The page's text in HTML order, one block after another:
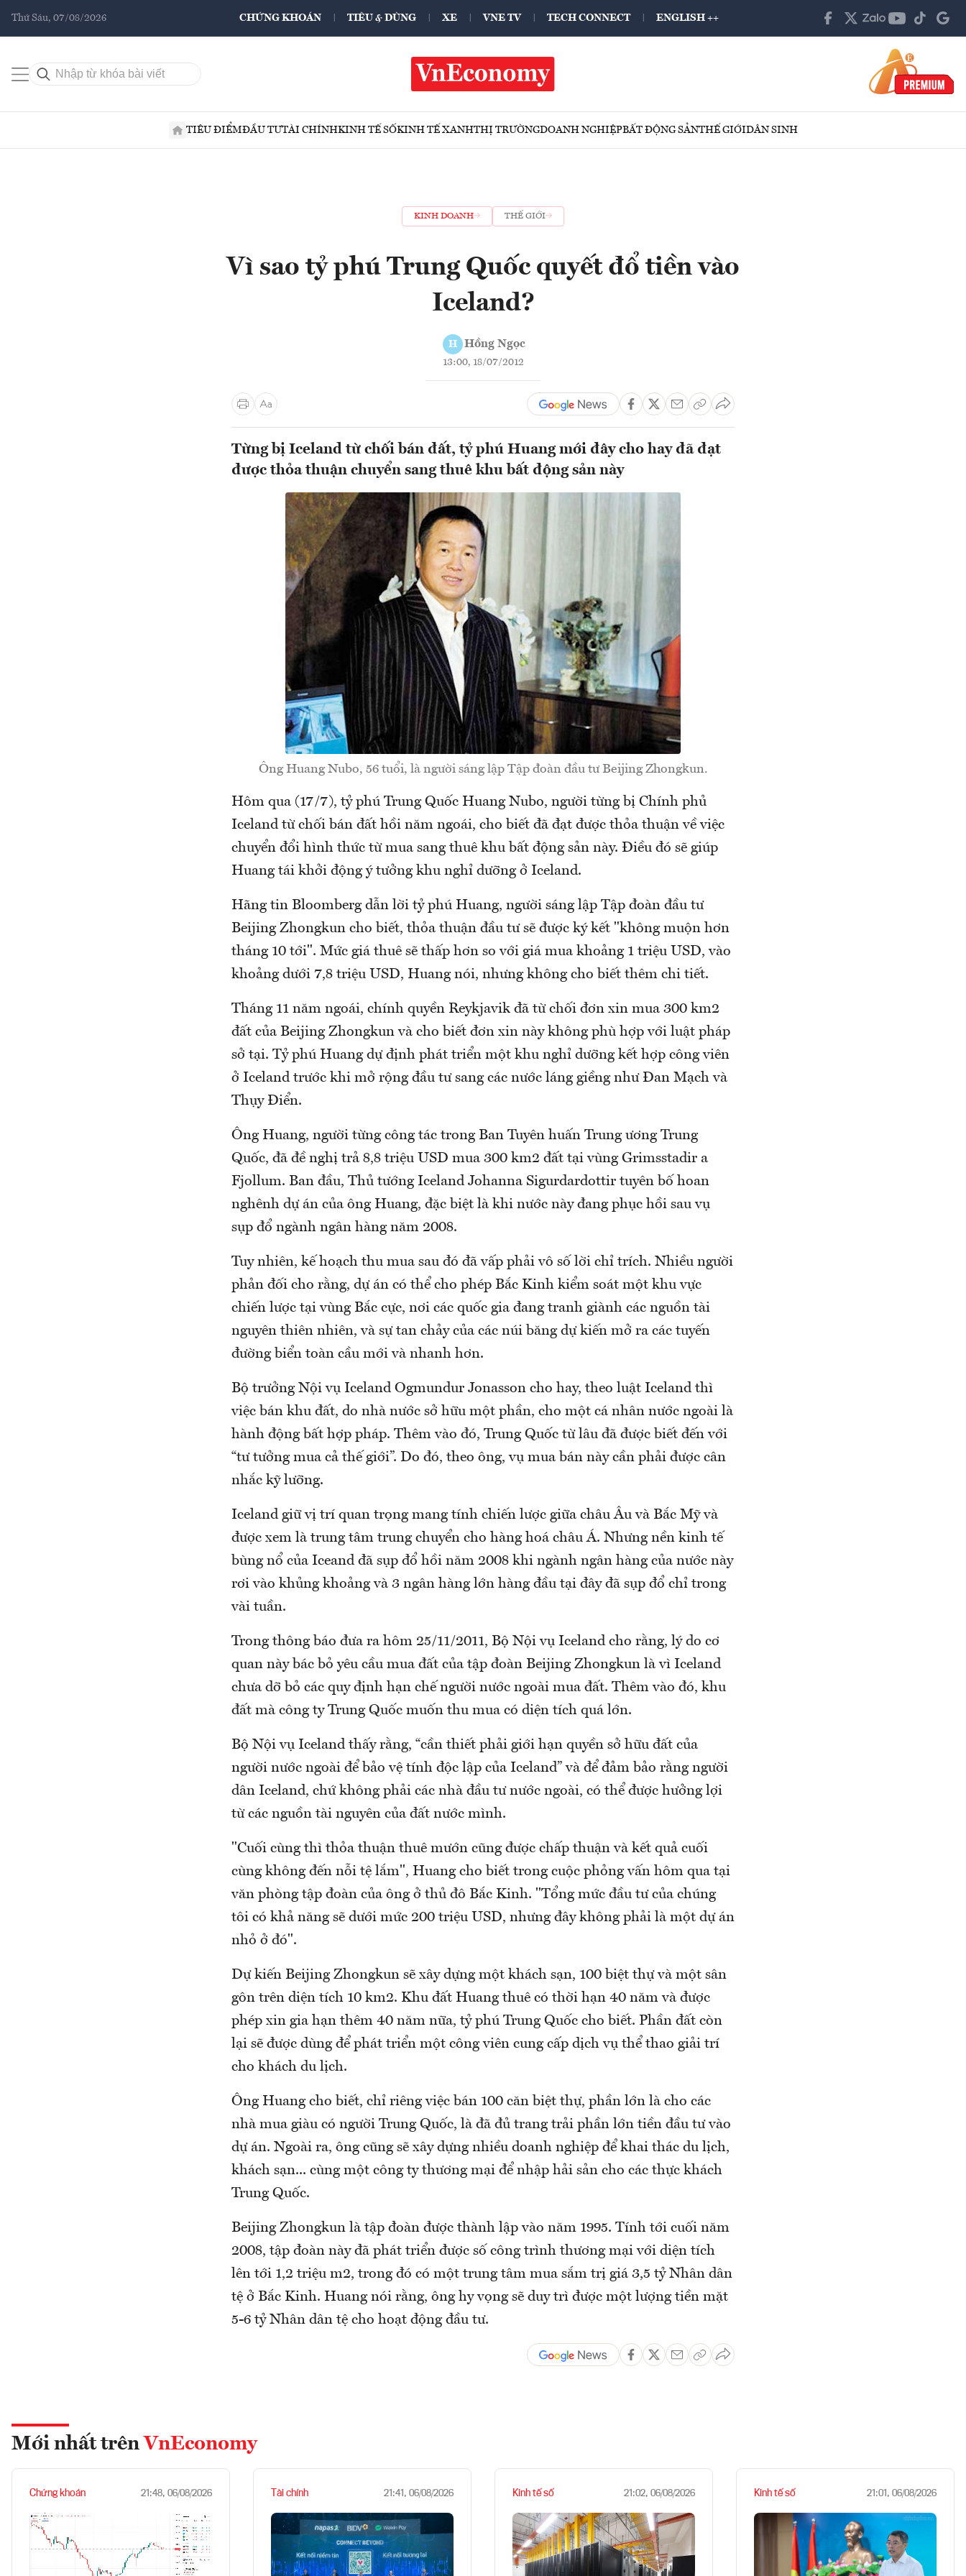
Thứ Sáu, 07/08/2026 CHỨNG KHOÁN TIÊU & DÙNG XE VNE TV TECH CONNECT ENGLISH ++
TIÊU ĐIỂMĐẦU TƯTÀI CHÍNHKINH TẾ SỐKINH TẾ XANHTHỊ TRƯỜNGDOANH NGHIỆPBẤT ĐỘNG SẢNTHẾ GIỚIDÂN SINH
KINH DOANH THẾ GIỚI
Vì sao tỷ phú Trung Quốc quyết đổ tiền vào
Iceland?
H Hồng Ngọc
13:00, 18/07/2012
Từng bị Iceland từ chối bán đất, tỷ phú Huang mới đây cho hay đã đạt
được thỏa thuận chuyển sang thuê khu bất động sản này
Ông Huang Nubo, 56 tuổi, là người sáng lập Tập đoàn đầu tư Beijing Zhongkun.
Hôm qua (17/7), tỷ phú Trung Quốc Huang Nubo, người từng bị Chính phủ
Iceland từ chối bán đất hồi năm ngoái, cho biết đã đạt được thỏa thuận về việc
chuyển đổi hình thức từ mua sang thuê khu bất động sản này. Điều đó sẽ giúp
Huang tái khởi động ý tưởng khu nghỉ dưỡng ở Iceland.
Hãng tin Bloomberg dẫn lời tỷ phú Huang, người sáng lập Tập đoàn đầu tư
Beijing Zhongkun cho biết, thỏa thuận đầu tư sẽ được ký kết "không muộn hơn
tháng 10 tới". Mức giá thuê sẽ thấp hơn so với giá mua khoảng 1 triệu USD, vào
khoảng dưới 7,8 triệu USD, Huang nói, nhưng không cho biết thêm chi tiết.
Tháng 11 năm ngoái, chính quyền Reykjavik đã từ chối đơn xin mua 300 km2
đất của Beijing Zhongkun và cho biết đơn xin này không phù hợp với luật pháp
sở tại. Tỷ phú Huang dự định phát triển một khu nghỉ dưỡng kết hợp công viên
ở Iceland trước khi mở rộng đầu tư sang các nước láng giềng như Đan Mạch và
Thụy Điển.
Ông Huang, người từng công tác trong Ban Tuyên huấn Trung ương Trung
Quốc, đã đề nghị trả 8,8 triệu USD mua 300 km2 đất tại vùng Grimsstadir a
Fjollum. Ban đầu, Thủ tướng Iceland Johanna Sigurdardottir tuyên bố hoan
nghênh dự án của ông Huang, đặc biệt là khi nước này đang phục hồi sau vụ
sụp đổ ngành ngân hàng năm 2008.
Tuy nhiên, kế hoạch thu mua sau đó đã vấp phải vô số lời chỉ trích. Nhiều người
phản đối cho rằng, dự án có thể cho phép Bắc Kinh kiểm soát một khu vực
chiến lược tại vùng Bắc cực, nơi các quốc gia đang tranh giành các nguồn tài
nguyên thiên nhiên, và sự tan chảy của các núi băng dự kiến mở ra các tuyến
đường biển toàn cầu mới và nhanh hơn.
Bộ trưởng Nội vụ Iceland Ogmundur Jonasson cho hay, theo luật Iceland thì
việc bán khu đất, do nhà nước sở hữu một phần, cho một cá nhân nước ngoài là
hành động bất hợp pháp. Thêm vào đó, Trung Quốc từ lâu đã được biết đến với
“tư tưởng mua cả thế giới”. Do đó, theo ông, vụ mua bán này cần phải được cân
nhắc kỹ lưỡng.
Iceland giữ vị trí quan trọng mang tính chiến lược giữa châu Âu và Bắc Mỹ và
được xem là trung tâm trung chuyển cho hàng hoá châu Á. Nhưng nền kinh tế
bùng nổ của Iceand đã sụp đổ hồi năm 2008 khi ngành ngân hàng của nước này
rơi vào khủng khoảng và 3 ngân hàng lớn hàng đầu tại đây đã sụp đổ chỉ trong
vài tuần.
Trong thông báo đưa ra hôm 25/11/2011, Bộ Nội vụ Iceland cho rằng, lý do cơ
quan này bác bỏ yêu cầu mua đất của tập đoàn Beijing Zhongkun là vì Iceland
chưa dỡ bỏ các quy định hạn chế người nước ngoài mua đất. Thêm vào đó, khu
đất mà công ty Trung Quốc muốn thu mua có diện tích quá lớn.
Bộ Nội vụ Iceland thấy rằng, “cần thiết phải giới hạn quyền sở hữu đất của
người nước ngoài để bảo vệ tính độc lập của Iceland” và để đảm bảo rằng người
dân Iceland, chứ không phải các nhà đầu tư nước ngoài, có thể được hưởng lợi
từ các nguồn tài nguyên của đất nước mình.
"Cuối cùng thì thỏa thuận thuê mướn cũng được chấp thuận và kết quả cuối
cùng không đến nỗi tệ lắm", Huang cho biết trong cuộc phỏng vấn hôm qua tại
văn phòng tập đoàn của ông ở thủ đô Bắc Kinh. "Tổng mức đầu tư của chúng
tôi có khả năng sẽ dưới mức 200 triệu USD, nhưng đây không phải là một dự án
nhỏ ở đó".
Dự kiến Beijing Zhongkun sẽ xây dựng một khách sạn, 100 biệt thự và một sân
gôn trên diện tích 10 km2. Khu đất Huang thuê có thời hạn 40 năm và được
phép xin gia hạn thêm 40 năm nữa, tỷ phú Trung Quốc cho biết. Phần đất còn
lại sẽ được dùng để phát triển một công viên cung cấp dịch vụ thể thao giải trí
cho khách du lịch.
Ông Huang cho biết, chỉ riêng việc bán 100 căn biệt thự, phần lớn là cho các
nhà mua giàu có người Trung Quốc, là đã đủ trang trải phần lớn tiền đầu tư vào
dự án. Ngoài ra, ông cũng sẽ xây dựng nhiều doanh nghiệp để khai thác du lịch,
khách sạn... cùng một công ty thương mại để nhập hải sản cho các thực khách
Trung Quốc.
Beijing Zhongkun là tập đoàn được thành lập vào năm 1995. Tính tới cuối năm
2008, tập đoàn này đã phát triển được số công trình thương mại với diện tích
lên tới 1,2 triệu m2, trong đó có một trung tâm mua sắm trị giá 3,5 tỷ Nhân dân
tệ ở Bắc Kinh. Huang nói rằng, ông hy vọng sẽ duy trì được một lượng tiền mặt
5-6 tỷ Nhân dân tệ cho hoạt động đầu tư.
Mới nhất trên VnEconomy
Chứng khoán 21:48, 06/08/2026 Tài chính 21:41, 06/08/2026 Kinh tế số 21:02, 06/08/2026 Kinh tế số 21:01, 06/08/2026